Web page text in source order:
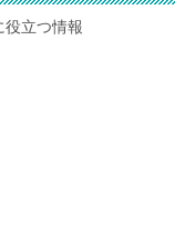
役立つ情報